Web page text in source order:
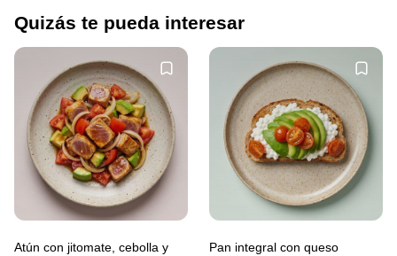
Quizás te pueda interesar
Atún con jitomate, cebolla y
Pan integral con queso